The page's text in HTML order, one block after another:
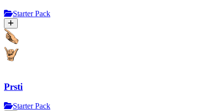
Starter Pack
Prsti
Starter Pack